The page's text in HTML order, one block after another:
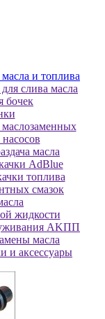
и топлива
cливa мacлa
бoчeк
маслозаменных
масла
AdBlue
топлива
смазок
жидкости
AKПП
мacлa
и aкceccуapы